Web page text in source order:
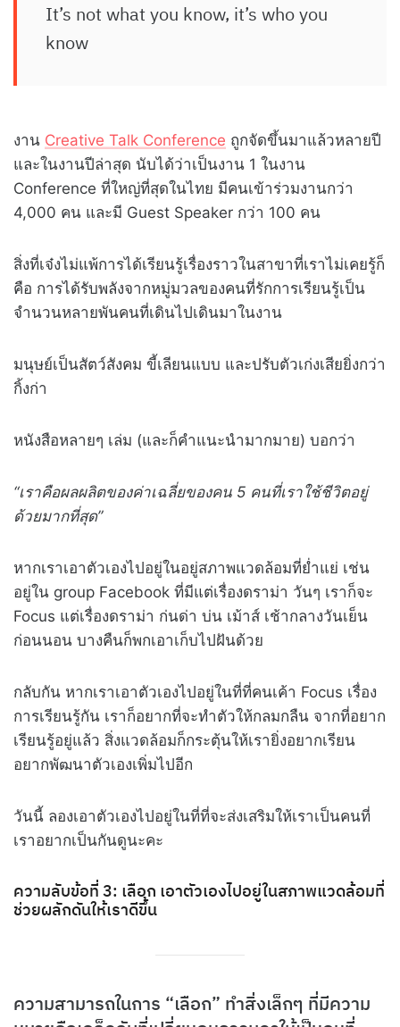
It’s not what you know, it’s who you
know
งาน Creative Talk Conference ถูกจัดขึ้นมาแล้วหลายปี
และในงานปีล่าสุด นับได้ว่าเป็นงาน 1 ในงาน
Conference ที่ใหญ่ที่สุดในไทย มีคนเข้าร่วมงานกว่า
4,000 คน และมี Guest Speaker กว่า 100 คน
สิ่งที่เจ๋งไม่แพ้การได้เรียนรู้เรื่องราวในสาขาที่เราไม่เคยรู้ก็
คือ การได้รับพลังจากหมู่มวลของคนที่รักการเรียนรู้เป็น
จำนวนหลายพันคนที่เดินไปเดินมาในงาน
มนุษย์เป็นสัตว์สังคม ขี้เลียนแบบ และปรับตัวเก่งเสียยิ่งกว่า
กิ้งก่า
หนังสือหลายๆ เล่ม (และก็คำแนะนำมากมาย) บอกว่า
“เราคือผลผลิตของค่าเฉลี่ยของคน 5 คนที่เราใช้ชีวิตอยู่
ด้วยมากที่สุด”
หากเราเอาตัวเองไปอยู่ในอยู่สภาพแวดล้อมที่ย่ำแย่ เช่น
อยู่ใน group Facebook ที่มีแต่เรื่องดราม่า วันๆ เราก็จะ
Focus แต่เรื่องดราม่า ก่นด่า บ่น เม้าส์ เช้ากลางวันเย็น
ก่อนนอน บางคืนก็พกเอาเก็บไปฝันด้วย
กลับกัน หากเราเอาตัวเองไปอยู่ในที่ที่คนเค้า Focus เรื่อง
การเรียนรู้กัน เราก็อยากที่จะทำตัวให้กลมกลืน จากที่อยาก
เรียนรู้อยู่แล้ว สิ่งแวดล้อมก็กระตุ้นให้เรายิ่งอยากเรียน
อยากพัฒนาตัวเองเพิ่มไปอีก
วันนี้ ลองเอาตัวเองไปอยู่ในที่ที่จะส่งเสริมให้เราเป็นคนที่
เราอยากเป็นกันดูนะคะ
ความลับข้อที่ 3: เลือก เอาตัวเองไปอยู่ในสภาพแวดล้อมที่
ช่วยผลักดันให้เราดีขึ้น
ความสามารถในการ “เลือก” ทำสิ่งเล็กๆ ที่มีความ